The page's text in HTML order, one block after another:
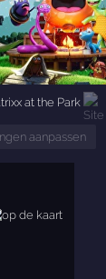
at the Park
aanpassen